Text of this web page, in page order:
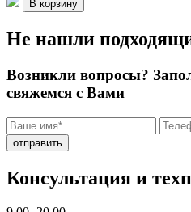
В корзину
Не нашли
Возникли вопросы?
свяжемся с Вами
отправить
Консультация и